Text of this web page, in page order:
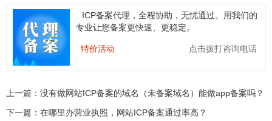
ICP备案代理，全程协助，无忧通过。用我们的
专业让您备案更快速、更稳定。
特价活动 点击拨打咨询电话
上一篇： 没有做网站ICP备案的域名（未备案域名）能做app备案吗？
下一篇： 在哪里办营业执照，网站ICP备案通过率高？